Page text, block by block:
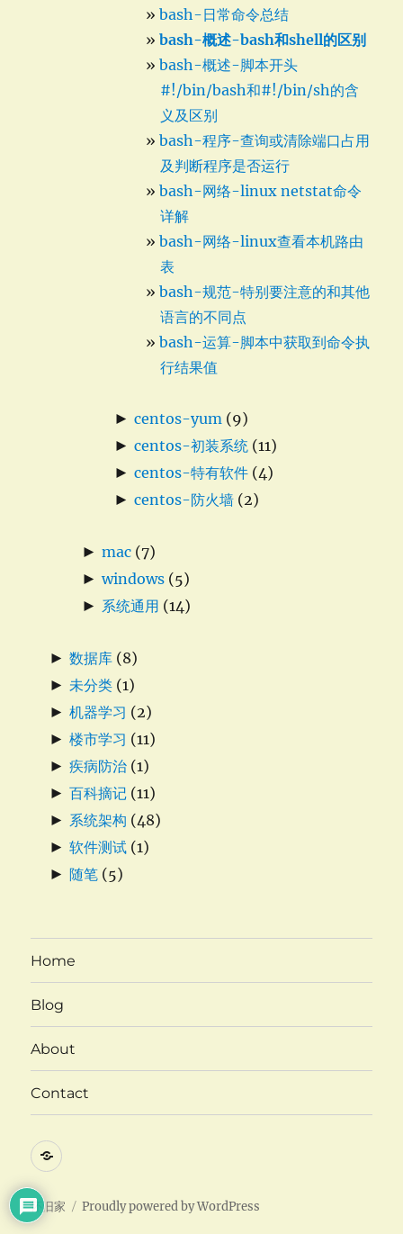
bash-日常命令总结
bash-概述-bash和shell的区别
bash-概述-脚本开头
#!/bin/bash和#!/bin/sh的含
义及区别
bash-程序-查询或清除端口占用
及判断程序是否运行
bash-网络-linux netstat命令
详解
bash-网络-linux查看本机路由
表
bash-规范-特别要注意的和其他
语言的不同点
bash-运算-脚本中获取到命令执
行结果值
► centos-yum (9)
► centos-初装系统 (11)
► centos-特有软件 (4)
► centos-防火墙 (2)
► mac (7)
► windows (5)
► 系统通用 (14)
► 数据库 (8)
► 未分类 (1)
► 机器学习 (2)
► 楼市学习 (11)
► 疾病防治 (1)
► 百科摘记 (11)
► 系统架构 (48)
► 软件测试 (1)
► 随笔 (5)
Home
Blog
About
Contact
Twitter
怀旧家 Proudly powered by WordPress